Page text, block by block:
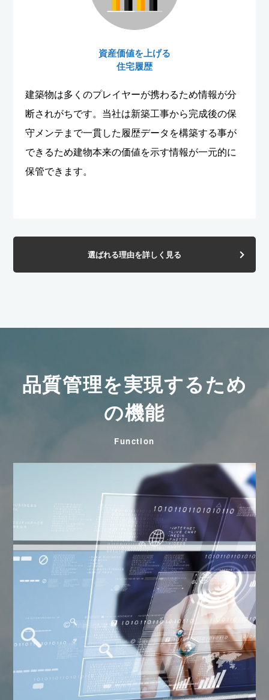
資産価値を上げる
住宅履歴
建築物は多くのプレイヤーが携わるため情報が分
断されがちです。当社は新築工事から完成後の保
守メンテまで一貫した履歴データを構築する事が
できるため建物本来の価値を示す情報が一元的に
保管できます。
選ばれる理由を詳しく見る
品質管理を実現するため
の機能
Function